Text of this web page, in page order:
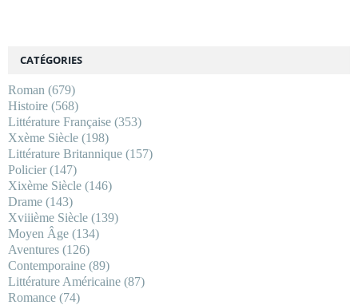
CATÉGORIES
Roman (679)
Histoire (568)
Littérature Française (353)
Xxème Siècle (198)
Littérature Britannique (157)
Policier(147)
Xixème Siècle (146)
Drame (143)
Xviiième Siècle (139)
Moyen Âge (134)
Aventures (126)
Contemporaine (89)
Littérature Américaine (87)
Romance (74)